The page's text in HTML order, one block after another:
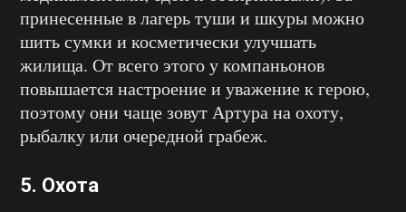
принесенные в лагерь туши и шкуры можно
шить сумки и косметически улучшать
жилища. От всего этого у компаньонов
повышается настроение и уважение к герою,
поэтому они чаще зовут Артура на охоту,
рыбалку или очередной грабеж.
5. Охота